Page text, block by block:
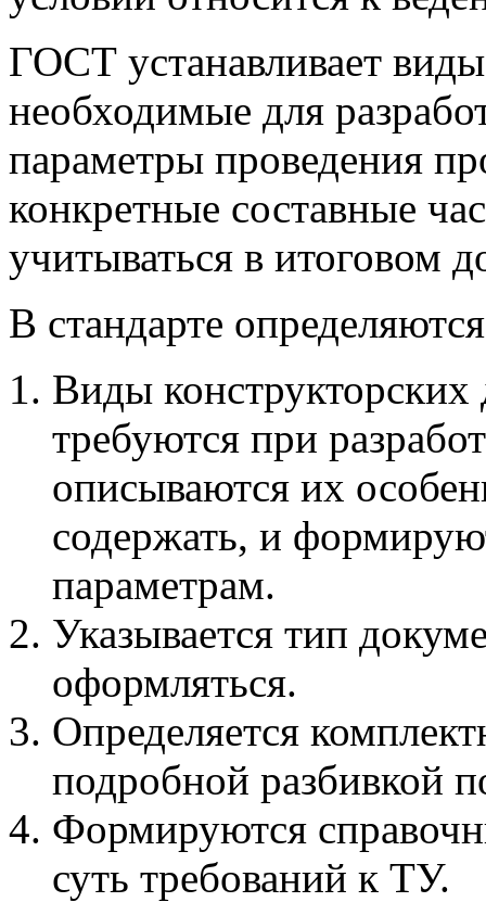
ГОСТ устанавливает
необходимые для
параметры проведения
конкретные составные
учитываться в итоговом
В стандарте
Виды конструкторских
требуются при
описываются их
содержать, и
параметрам.
Указывается тип
оформляться.
Определяется
подробной разбивкой
Формируются
суть требований к ТУ.